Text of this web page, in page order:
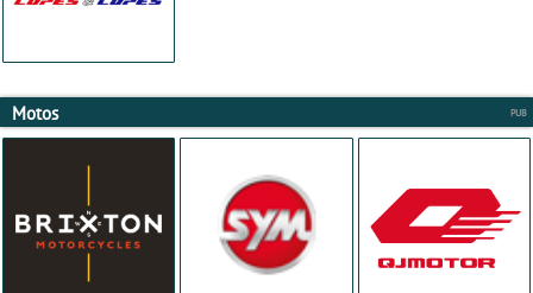
Motos